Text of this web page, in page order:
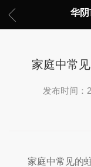
华阴
家庭中常
发布时间：
家庭中常见的